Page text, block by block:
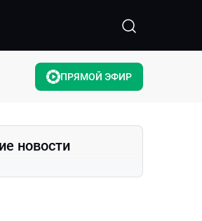
ПРЯМОЙ ЭФИР
новости